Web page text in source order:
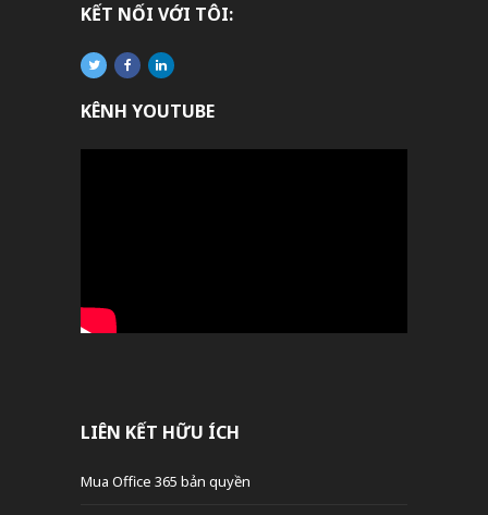
KẾT NỐI VỚI TÔI:
KÊNH YOUTUBE
LIÊN KẾT HỮU ÍCH
Mua Office 365 bản quyền